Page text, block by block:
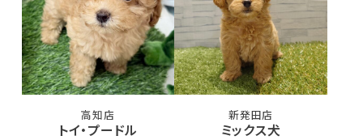
高知店
トイ・プードル
新発田店
ミックス犬